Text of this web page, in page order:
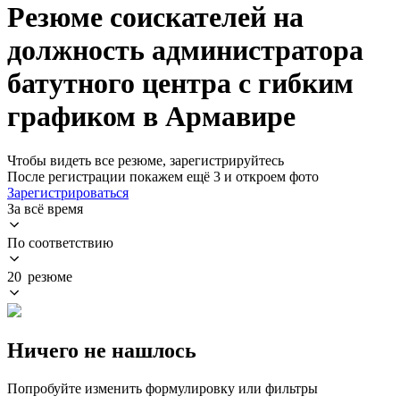
Резюме соискателей на
должность администратора
батутного центра с гибким
графиком в Армавире
Чтобы видеть все резюме, зарегистрируйтесь
После регистрации покажем ещё 3 и откроем фото
Зарегистрироваться
За всё время
По соответствию
20 резюме
Ничего не нашлось
Попробуйте изменить формулировку или фильтры